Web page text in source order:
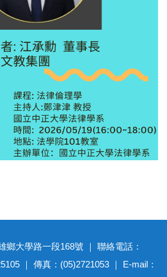
鄉大學路一段168號 ｜ 聯絡電話：
｜ 傳真：(05)2721053 ｜ E-mail：